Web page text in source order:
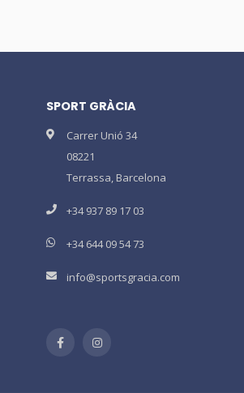
SPORT GRÀCIA
Carrer Unió 34
08221
Terrassa, Barcelona
+34 937 89 17 03
+34 644 09 54 73
info@sportsgracia.com